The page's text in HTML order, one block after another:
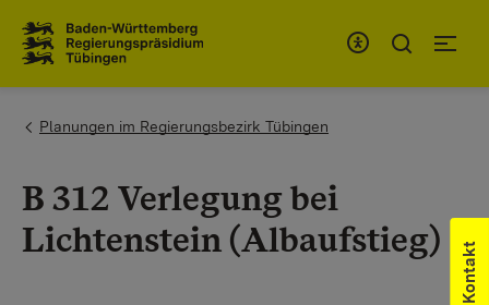
You are here:
Planungen im Regierungsbezirk Tübingen
B 312 Verlegung bei
Lichtenstein (Albaufstieg)
Kontakt